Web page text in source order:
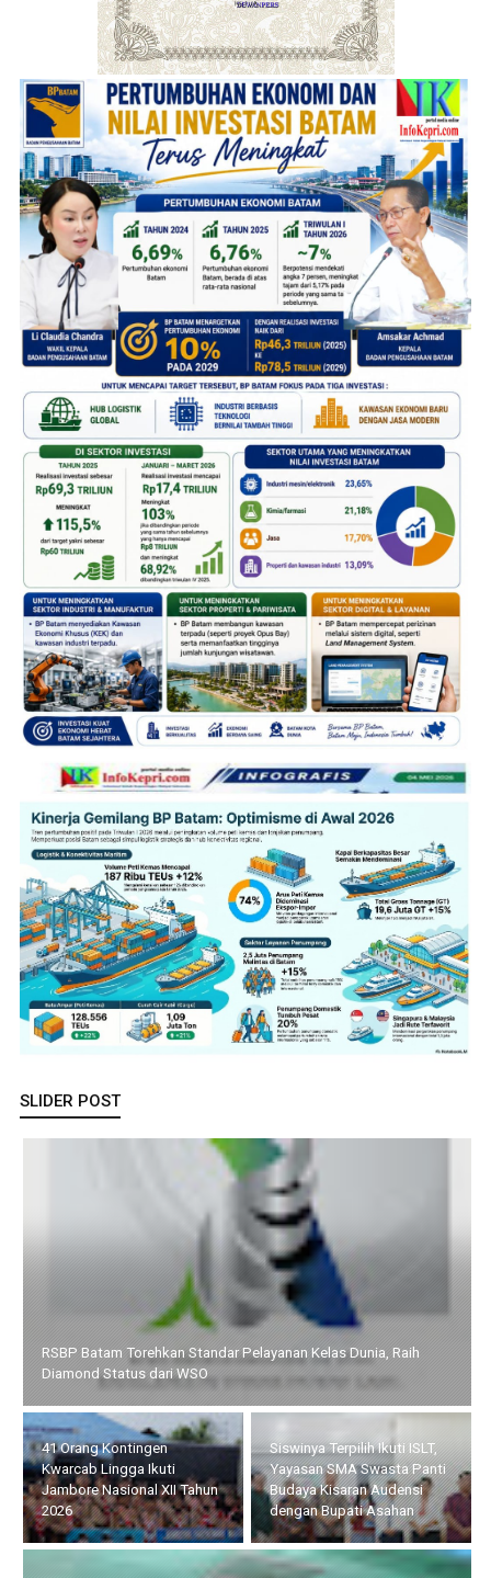
SLIDER POST
RSBP Batam Torehkan Standar Pelayanan Kelas Dunia, Raih
Diamond Status dari WSO
41 Orang Kontingen
Kwarcab Lingga Ikuti
Jambore Nasional XII Tahun
2026
Siswinya Terpilih Ikuti ISLT,
Yayasan SMA Swasta Panti
Budaya Kisaran Audensi
dengan Bupati Asahan